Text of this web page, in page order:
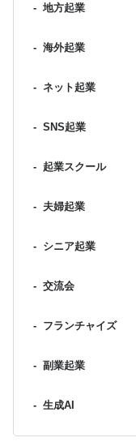
- 地方起業
- 海外起業
- ネット起業
- SNS起業
- 起業スクール
- 夫婦起業
- シニア起業
- 交流会
- フランチャイズ
- 副業起業
- 生成AI